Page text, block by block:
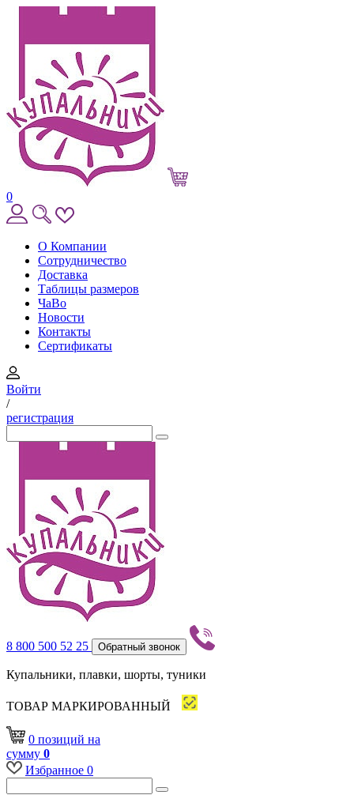
0
О Компании
Сотрудничество
Доставка
Таблицы размеров
ЧаВо
Новости
Контакты
Сертификаты
Войти
/
регистрация
8 800 500 52 25 Обратный звонок
Купальники, плавки, шорты, туники
ТОВАР МАРКИРОВАННЫЙ
0 позиций на
сумму 0
Избранное 0